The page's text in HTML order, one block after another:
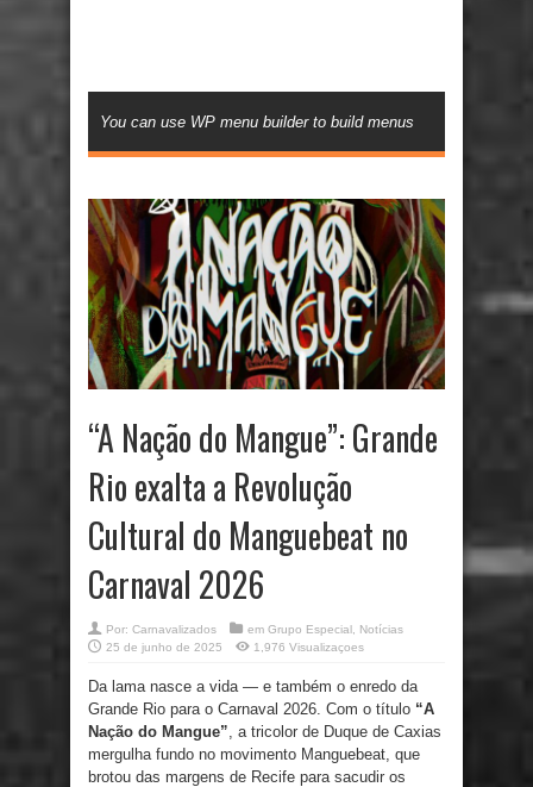
You can use WP menu builder to build menus
“A Nação do Mangue”: Grande
Rio exalta a Revolução
Cultural do Manguebeat no
Carnaval 2026
Por: Carnavalizados em Grupo Especial
Notícias
25 de junho de 2025
1,976 Visualizaçoes
Da lama nasce a vida — e também o enredo da
Grande Rio para o Carnaval 2026. Com o título “A
Nação do Mangue” , a tricolor de Duque de Caxias
mergulha fundo no movimento Manguebeat, que
brotou das margens de Recife para sacudir os